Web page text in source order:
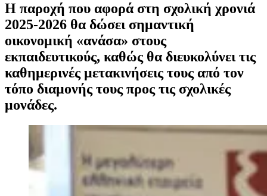
Η παροχή που αφορά στη σχολική χρονιά
2025-2026 θα δώσει σημαντική
οικονομική «ανάσα» στους
εκπαιδευτικούς, καθώς θα διευκολύνει τις
καθημερινές μετακινήσεις τους από τον
τόπο διαμονής τους προς τις σχολικές
μονάδες.